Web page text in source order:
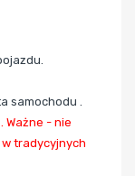
samochodu .
Ważne - nie
tradycyjnych